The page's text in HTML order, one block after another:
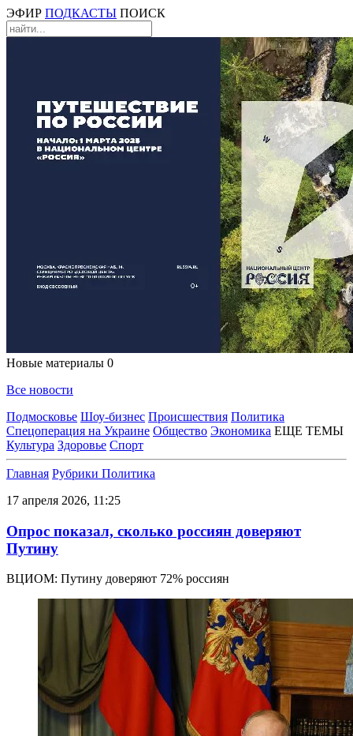
ЭФИР ПОДКАСТЫ ПОИСК
Новые материалы 0
Все новости
Подмосковье Шоу-бизнес Происшествия Политика
Спецоперация на Украине Общество Экономика ЕЩЕ ТЕМЫ
Культура Здоровье Спорт
Главная Рубрики Политика
17 апреля 2026, 11:25
Опрос показал, сколько россиян доверяют
Путину
ВЦИОМ: Путину доверяют 72% россиян